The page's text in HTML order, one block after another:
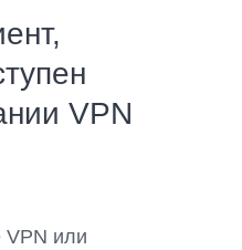
VPN
VPN или